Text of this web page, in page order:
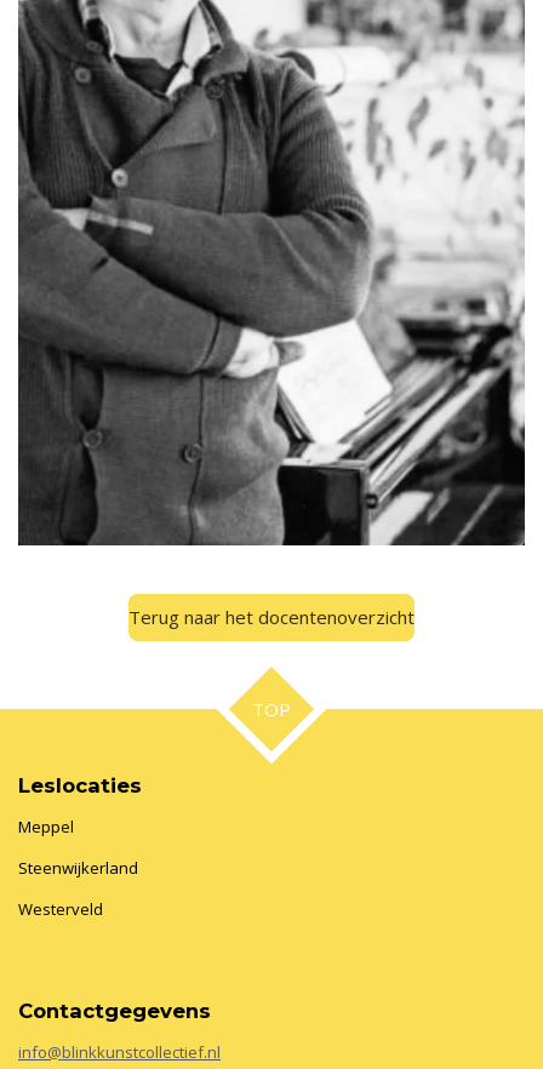
Terug naar het docentenoverzicht
TOP
Leslocaties
Meppel
Steenwijkerland
Westerveld
Contactgegevens
info@blinkkunstcollectief.nl